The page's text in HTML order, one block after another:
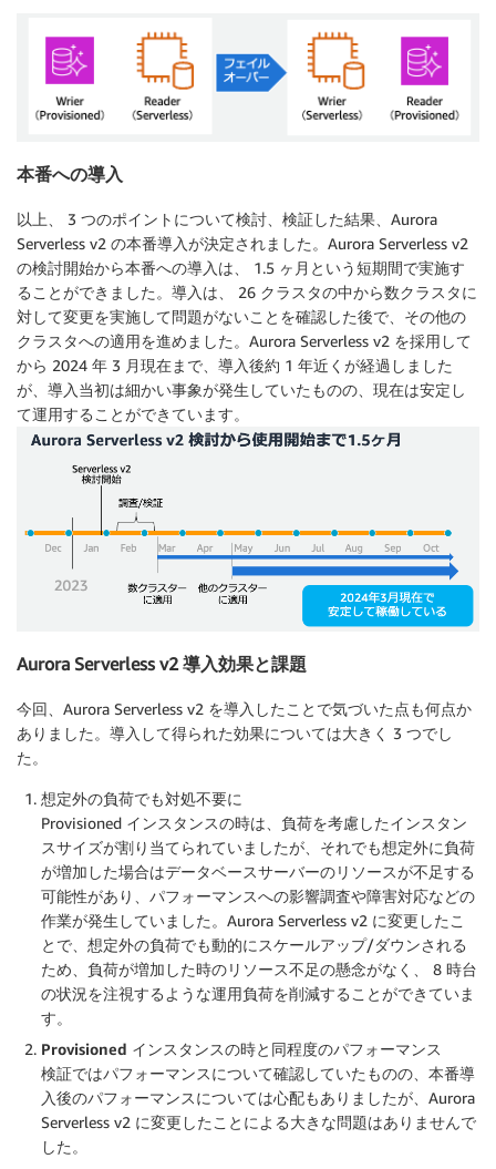
本番への導入
以上、 3 つのポイントについて検討、検証した結果、Aurora
Serverless v2 の本番導入が決定されました。Aurora Serverless v2
の検討開始から本番への導入は、 1.5 ヶ月という短期間で実施す
ることができました。導入は、 26 クラスタの中から数クラスタに
対して変更を実施して問題がないことを確認した後で、その他の
クラスタへの適用を進めました。Aurora Serverless v2 を採用して
から 2024 年 3 月現在まで、導入後約 1 年近くが経過しました
が、導入当初は細かい事象が発生していたものの、現在は安定し
て運用することができています。
Aurora Serverless v2 導入効果と課題
今回、Aurora Serverless v2 を導入したことで気づいた点も何点か
ありました。導入して得られた効果については大きく 3 つでし
た。
想定外の負荷でも対処不要に
Provisioned インスタンスの時は、負荷を考慮したインスタン
スサイズが割り当てられていましたが、それでも想定外に負荷
が増加した場合はデータベースサーバーのリソースが不足する
可能性があり、パフォーマンスへの影響調査や障害対応などの
作業が発生していました。Aurora Serverless v2 に変更したこ
とで、想定外の負荷でも動的にスケールアップ/ダウンされる
ため、負荷が増加した時のリソース不足の懸念がなく、 8 時台
の状況を注視するような運用負荷を削減することができていま
す。
Provisioned インスタンスの時と同程度のパフォーマンス
検証ではパフォーマンスについて確認していたものの、本番導
入後のパフォーマンスについては心配もありましたが、Aurora
Serverless v2 に変更したことによる大きな問題はありませんで
した。